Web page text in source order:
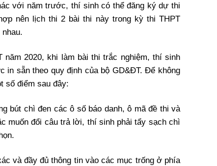
với năm trước, thí sinh có thể đăng ký dự thi
nên lịch thi 2 bài thi này trong kỳ thi THPT
năm 2020, khi làm bài thi trắc nghiệm, thí sinh
in sẵn theo quy định của bộ GD&ĐT. Để không
số điểm sau đây:
bút chì đen các ô số báo danh, ô mã đề thi và
muốn đổi câu trả lời, thí sinh phải tẩy sạch chì
và đầy đủ thông tin vào các mục trống ở phía